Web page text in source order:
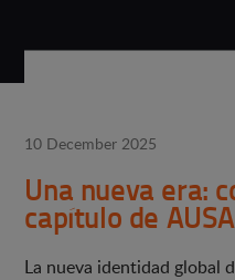
10 December 2025
Una nueva era:
capítulo de
La nueva identidad global